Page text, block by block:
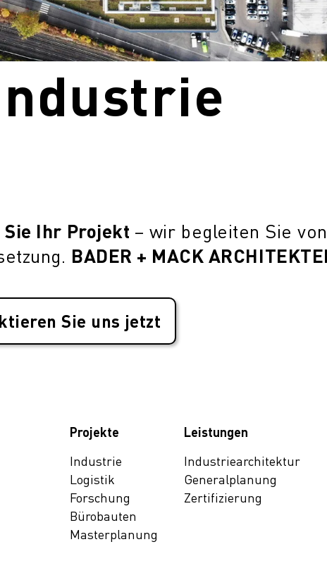
Ihr Projekt – wir begleiten Sie
BADER + MACK
Sie uns jetzt
Projekte
Industrie
Logistik
Forschung
Bürobauten
Masterplanung
Leistungen
Industrie­architektur
General­planung
Zertifizierung